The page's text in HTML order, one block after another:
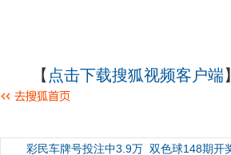
【 点击下载搜狐视频客户端】
彩民车牌号投注中3.9万 双色球148期开